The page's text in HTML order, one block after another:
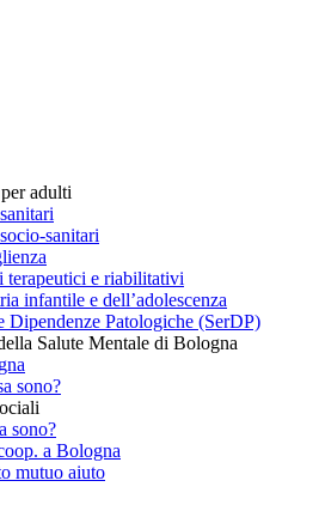
adulti
sanitari
terapeutici e riabilitativi
infantile e dell’adolescenza
Dipendenze Patologiche (SerDP)
Salute Mentale di Bologna
sono?
sono?
a Bologna
mutuo aiuto